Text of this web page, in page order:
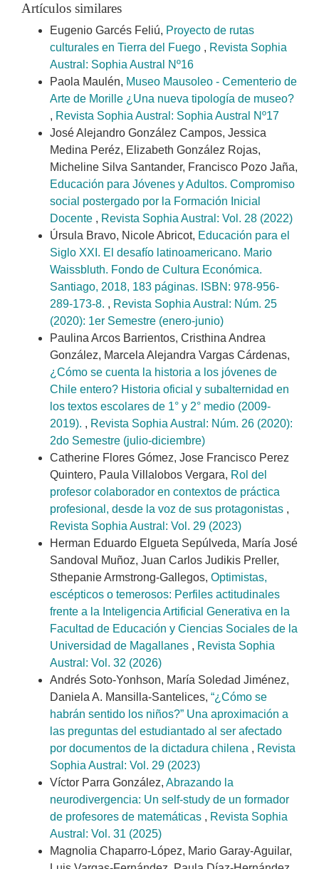
Artículos similares
Eugenio Garcés Feliú, Proyecto de rutas
culturales en Tierra del Fuego , Revista Sophia
Austral: Sophia Austral Nº16
Paola Maulén, Museo Mausoleo - Cementerio de
Arte de Morille ¿Una nueva tipología de museo?
, Revista Sophia Austral: Sophia Austral Nº17
José Alejandro González Campos, Jessica
Medina Peréz, Elizabeth González Rojas,
Micheline Silva Santander, Francisco Pozo Jaña,
Educación para Jóvenes y Adultos. Compromiso
social postergado por la Formación Inicial
Docente , Revista Sophia Austral: Vol. 28 (2022)
Úrsula Bravo, Nicole Abricot, Educación para el
Siglo XXI. El desafío latinoamericano. Mario
Waissbluth. Fondo de Cultura Económica.
Santiago, 2018, 183 páginas. ISBN: 978-956-
289-173-8. , Revista Sophia Austral: Núm. 25
(2020): 1er Semestre (enero-junio)
Paulina Arcos Barrientos, Cristhina Andrea
González, Marcela Alejandra Vargas Cárdenas,
¿Cómo se cuenta la historia a los jóvenes de
Chile entero? Historia oficial y subalternidad en
los textos escolares de 1° y 2° medio (2009-
2019). , Revista Sophia Austral: Núm. 26 (2020):
2do Semestre (julio-diciembre)
Catherine Flores Gómez, Jose Francisco Perez
Quintero, Paula Villalobos Vergara, Rol del
profesor colaborador en contextos de práctica
profesional, desde la voz de sus protagonistas ,
Revista Sophia Austral: Vol. 29 (2023)
Herman Eduardo Elgueta Sepúlveda, María José
Sandoval Muñoz, Juan Carlos Judikis Preller,
Sthepanie Armstrong-Gallegos, Optimistas,
escépticos o temerosos: Perfiles actitudinales
frente a la Inteligencia Artificial Generativa en la
Facultad de Educación y Ciencias Sociales de la
Universidad de Magallanes , Revista Sophia
Austral: Vol. 32 (2026)
Andrés Soto-Yonhson, María Soledad Jiménez,
Daniela A. Mansilla-Santelices, “¿Cómo se
habrán sentido los niños?” Una aproximación a
las preguntas del estudiantado al ser afectado
por documentos de la dictadura chilena , Revista
Sophia Austral: Vol. 29 (2023)
Víctor Parra González, Abrazando la
neurodivergencia: Un self-study de un formador
de profesores de matemáticas , Revista Sophia
Austral: Vol. 31 (2025)
Magnolia Chaparro-López, Mario Garay-Aguilar,